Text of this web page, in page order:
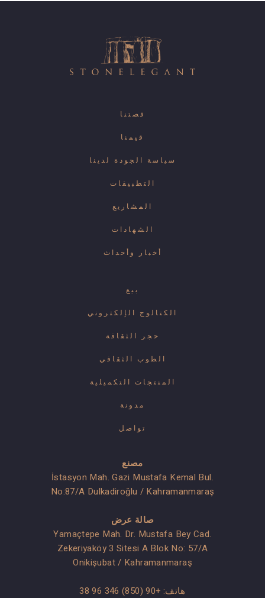
قصتنا
قيمنا
سياسة الجودة لدينا
التطبيقات
المشاريع
الشهادات
أخبار وأحداث
بيع
الكتالوج الإلكتروني
حجر الثقافة
الطوب الثقافي
المنتجات التكميلية
مدونة
تواصل
مصنع
İstasyon Mah. Gazi Mustafa Kemal Bul.
No:87/A Dulkadiroğlu / Kahramanmaraş
صالة عرض
Yamaçtepe Mah. Dr. Mustafa Bey Cad.
Zekeriyaköy 3 Sitesi A Blok No: 57/A
Onikişubat / Kahramanmaraş
هاتف: +90 (850) 346 96 38